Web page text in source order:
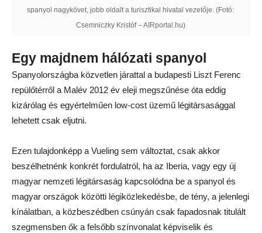
spanyol nagykövet, jobb oldalt a turisztikai hivatal vezetője. (Fotó:
Csemniczky Kristóf – AIRportal.hu)
Egy majdnem hálózati spanyol
Spanyolországba közvetlen járattal a budapesti Liszt Ferenc
repülőtérről a Malév 2012 év eleji megszűnése óta eddig
kizárólag és egyértelműen low-cost üzemű légitársasággal
lehetett csak eljutni.
Ezen tulajdonképp a Vueling sem változtat, csak akkor
beszélhetnénk konkrét fordulatról, ha az Iberia, vagy egy új
magyar nemzeti légitársaság kapcsolódna be a spanyol és
magyar országok közötti légiközlekedésbe, de tény, a jelenlegi
kínálatban, a közbeszédben csúnyán csak fapadosnak titulált
szegmensben ők a felsőbb színvonalat képviselik és